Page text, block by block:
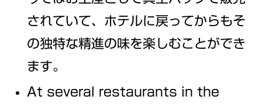
されていて、ホテルに戻ってからもそ
の独特な精進の味を楽しむことができ
ます。
At several restaurants in the